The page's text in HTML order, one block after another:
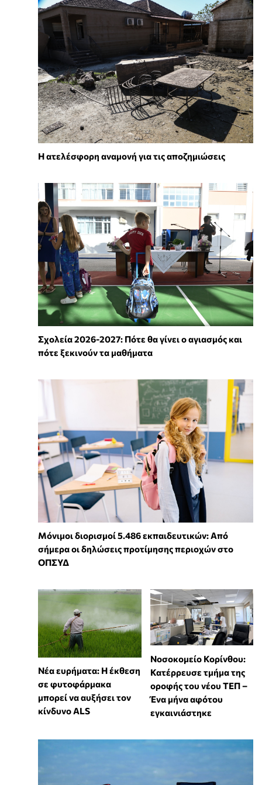
Η ατελέσφορη αναμονή για τις αποζημιώσεις
Σχολεία 2026-2027: Πότε θα γίνει ο αγιασμός και
πότε ξεκινούν τα μαθήματα
Μόνιμοι διορισμοί 5.486 εκπαιδευτικών: Από
σήμερα οι δηλώσεις προτίμησης περιοχών στο
ΟΠΣΥΔ
Νέα ευρήματα: Η έκθεση
σε φυτοφάρμακα
μπορεί να αυξήσει τον
κίνδυνο ALS
Νοσοκομείο Κορίνθου:
Κατέρρευσε τμήμα της
οροφής του νέου ΤΕΠ –
Ένα μήνα αφότου
εγκαινιάστηκε